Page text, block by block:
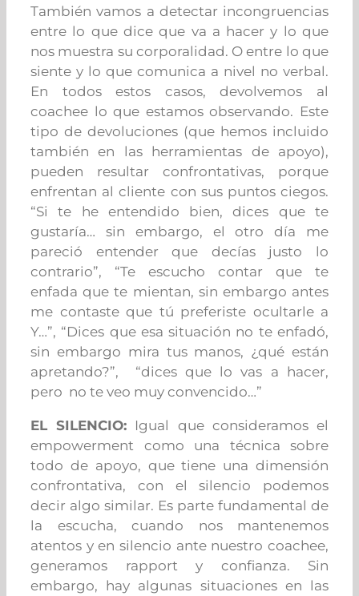
También vamos a detectar incongruencias
entre lo que dice que va a hacer y lo que
nos muestra su corporalidad. O entre lo que
siente y lo que comunica a nivel no verbal.
En todos estos casos, devolvemos al
coachee lo que estamos observando. Este
tipo de devoluciones (que hemos incluido
también en las herramientas de apoyo),
pueden resultar confrontativas, porque
enfrentan al cliente con sus puntos ciegos.
“Si te he entendido bien, dices que te
gustaría… sin embargo, el otro día me
pareció entender que decías justo lo
contrario”, “Te escucho contar que te
enfada que te mientan, sin embargo antes
me contaste que tú preferiste ocultarle a
Y…”, “Dices que esa situación no te enfadó,
sin embargo mira tus manos, ¿qué están
apretando?”, “dices que lo vas a hacer,
pero no te veo muy convencido…”
EL SILENCIO: Igual que consideramos el
empowerment como una técnica sobre
todo de apoyo, que tiene una dimensión
confrontativa, con el silencio podemos
decir algo similar. Es parte fundamental de
la escucha, cuando nos mantenemos
atentos y en silencio ante nuestro coachee,
generamos rapport y confianza. Sin
embargo, hay algunas situaciones en las